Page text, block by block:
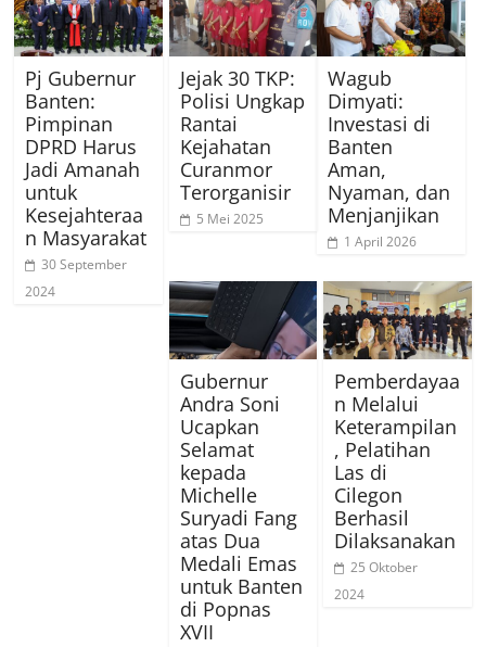
Pj Gubernur
Banten:
Pimpinan
DPRD Harus
Jadi Amanah
untuk
Kesejahteraa
n Masyarakat
30 September
2024
Jejak 30 TKP:
Polisi Ungkap
Rantai
Kejahatan
Curanmor
Terorganisir
5 Mei 2025
Wagub
Dimyati:
Investasi di
Banten
Aman,
Nyaman, dan
Menjanjikan
1 April 2026
Gubernur
Andra Soni
Ucapkan
Selamat
kepada
Michelle
Suryadi Fang
atas Dua
Medali Emas
untuk Banten
di Popnas
XVII
Pemberdayaa
n Melalui
Keterampilan
, Pelatihan
Las di
Cilegon
Berhasil
Dilaksanakan
25 Oktober
2024